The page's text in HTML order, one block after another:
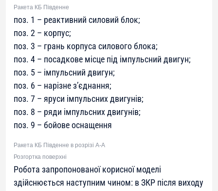
Ракета КБ Південне
поз. 1 – реактивний силовий блок;
поз. 2 – корпус;
поз. 3 – грань корпуса силового блока;
поз. 4 – посадкове місце під імпульсний двигун;
поз. 5 – імпульсний двигун;
поз. 6 – нарізне з’єднання;
поз. 7 – яруси імпульсних двигунів;
поз. 8 – ряди імпульсних двигунів;
поз. 9 – бойове оснащення
Ракета КБ Південне в розрізі А-А
Розгортка поверхні
Робота запропонованої корисної моделі
здійснюється наступним чином: в ЗКР після виходу